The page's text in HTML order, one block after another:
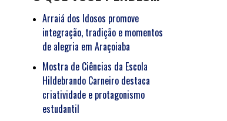
Arraiá dos Idosos promove
integração, tradição e momentos
de alegria em Araçoiaba
Mostra de Ciências da Escola
Hildebrando Carneiro destaca
criatividade e protagonismo
estudantil